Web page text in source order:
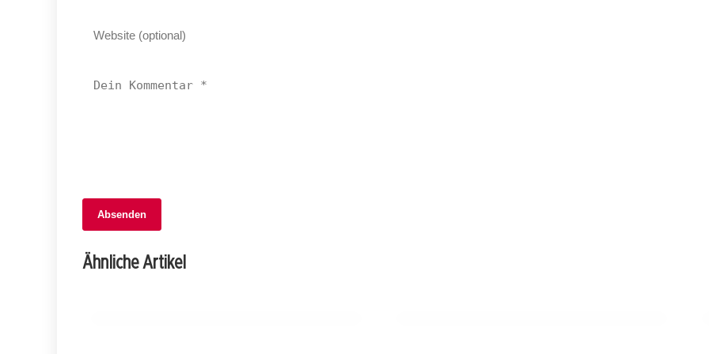
Absenden
Ähnliche Artikel
05. September 2025
56-jähriger Vermisster aus Sachseln: